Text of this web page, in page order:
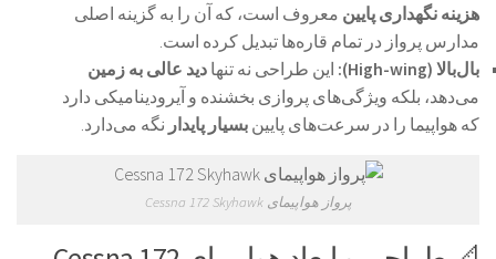
هزینه نگهداری پایین معروف است، که آن را به گزینه اصلی
مدارس پرواز در تمام قاره‌ها تبدیل کرده است.
بال‌بالا (High-wing):
این طراحی نه تنها دید عالی به زمین
می‌دهد، بلکه ویژگی‌های پروازی بخشنده و آیرودینامیکی دارد
که هواپیما را در سرعت‌های پایین بسیار پایدار نگه می‌دارد.
پرواز هواپیمای Cessna 172 Skyhawk